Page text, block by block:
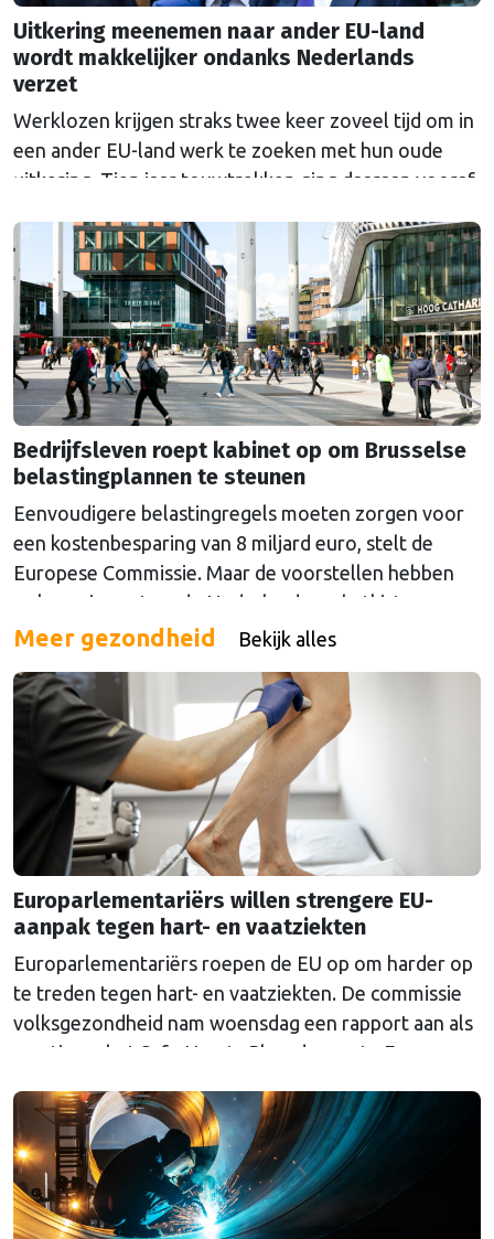
Uitkering meenemen naar ander EU-land
wordt makkelijker ondanks Nederlands
verzet
Werklozen krijgen straks twee keer zoveel tijd om in
een ander EU-land werk te zoeken met hun oude
uitkering. Tien jaar touwtrekken ging daaraan vooraf.
Bedrijfsleven roept kabinet op om Brusselse
belastingplannen te steunen
Eenvoudigere belastingregels moeten zorgen voor
een kostenbesparing van 8 miljard euro, stelt de
Europese Commissie. Maar de voorstellen hebben
ook een impact op de Nederlandse schatkist.
Meer gezondheid Bekijk alles
Europarlementariërs willen strengere EU-
aanpak tegen hart- en vaatziekten
Europarlementariërs roepen de EU op om harder op
te treden tegen hart- en vaatziekten. De commissie
volksgezondheid nam woensdag een rapport aan als
reactie op het Safe Hearts Plan, de eerste Europese
Commissie in december 2025 presenteerde. Hart- en
vaatziekten zijn de grootste doodsoorzaak in
Europa: elk jaar …Continued